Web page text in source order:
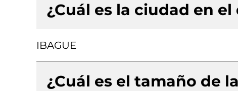
¿Cuál es la ciudad en
IBAGUE
¿Cuál es el tamaño de